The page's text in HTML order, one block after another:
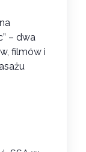
– dwa
filmów i